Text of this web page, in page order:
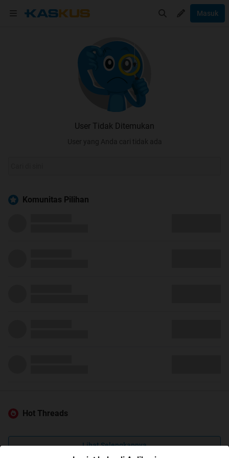
Masuk
User Tidak Ditemukan
User yang Anda cari tidak ada
Komunitas Pilihan
Hot Threads
Lihat Selengkapnya